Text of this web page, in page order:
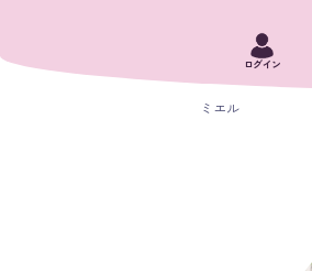
ログイン
ミエル